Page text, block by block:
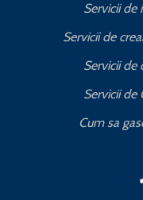
Servicii de
Servicii de
Servicii de
Servicii de
Cum sa